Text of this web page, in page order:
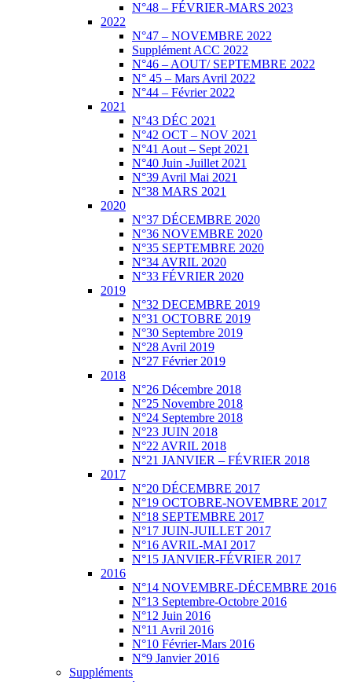
N°48 – FÉVRIER-MARS 2023
2022
N°47 – NOVEMBRE 2022
Supplément ACC 2022
N°46 – AOUT/ SEPTEMBRE 2022
N° 45 – Mars Avril 2022
N°44 – Février 2022
2021
N°43 DÉC 2021
N°42 OCT – NOV 2021
N°41 Aout – Sept 2021
N°40 Juin -Juillet 2021
N°39 Avril Mai 2021
N°38 MARS 2021
2020
N°37 DÉCEMBRE 2020
N°36 NOVEMBRE 2020
N°35 SEPTEMBRE 2020
N°34 AVRIL 2020
N°33 FÉVRIER 2020
2019
N°32 DECEMBRE 2019
N°31 OCTOBRE 2019
N°30 Septembre 2019
N°28 Avril 2019
N°27 Février 2019
2018
N°26 Décembre 2018
N°25 Novembre 2018
N°24 Septembre 2018
N°23 JUIN 2018
N°22 AVRIL 2018
N°21 JANVIER – FÉVRIER 2018
2017
N°20 DÉCEMBRE 2017
N°19 OCTOBRE-NOVEMBRE 2017
N°18 SEPTEMBRE 2017
N°17 JUIN-JUILLET 2017
N°16 AVRIL-MAI 2017
N°15 JANVIER-FÉVRIER 2017
2016
N°14 NOVEMBRE-DÉCEMBRE 2016
N°13 Septembre-Octobre 2016
N°12 Juin 2016
N°11 Avril 2016
N°10 Février-Mars 2016
N°9 Janvier 2016
Suppléments